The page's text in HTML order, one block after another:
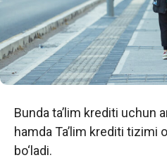
Bunda ta’lim krediti uchun
hamda Ta’lim krediti tizimi
bo‘ladi.